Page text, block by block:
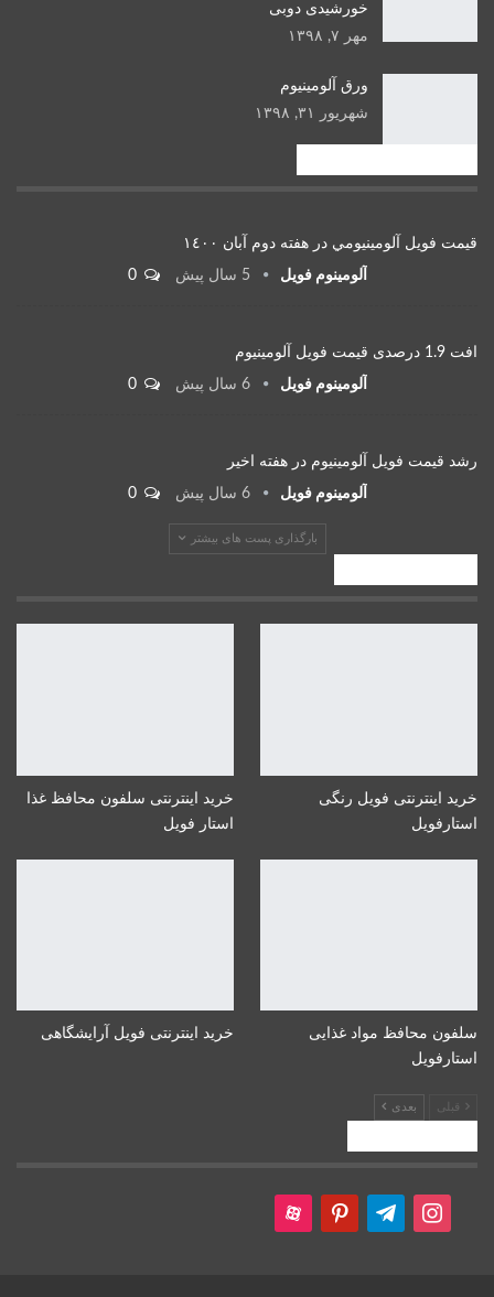
خورشیدی دوبی
مهر ۷, ۱۳۹۸
ورق آلومینیوم
شهریور ۳۱, ۱۳۹۸
قيمت فويل آلومينيومي در هفته دوم آبان ١٤٠٠
آلومینوم فویل 5 سال پیش 0
افت 1.9 درصدی قیمت فویل آلومینیوم
آلومینوم فویل 6 سال پیش 0
رشد قیمت فویل آلومینیوم در هفته اخیر
آلومینوم فویل 6 سال پیش 0
بارگذاری پست های بیشتر
خرید اینترنتی فویل رنگی
استارفویل
خرید اینترنتی سلفون محافظ غذا
استار فویل
سلفون محافظ مواد غذایی
استارفویل
خرید اینترنتی فویل آرایشگاهی
قبلی بعدی
instagram
telegram
pinterest
aparat